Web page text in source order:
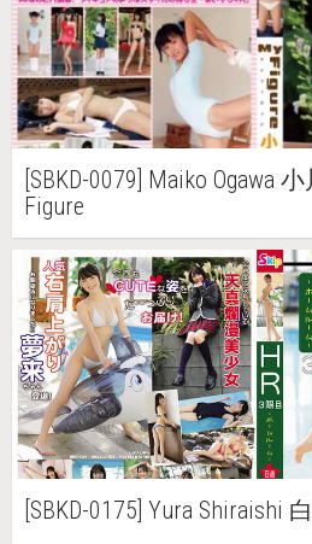
[SBKD-0079] Maiko Ogawa
Figure
[SBKD-0175] Yura Shiraishi